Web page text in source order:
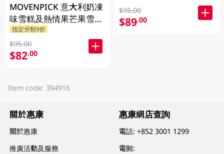
MOVENPICK 意大利奶凍
味雪糕及熱情果芒果雪葩
500ML
指定分類9折
$95.00
$82.00
$95.00
$89.00
Item code: 394916
關於惠康
關於惠康
推廣活動及服務
惠康網店查詢
電話:+852 3001 1299
電郵: